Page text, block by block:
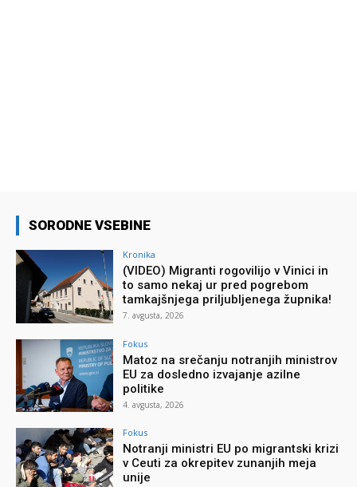
SORODNE VSEBINE
Kronika
(VIDEO) Migranti rogovilijo v Vinici in
to samo nekaj ur pred pogrebom
tamkajšnjega priljubljenega župnika!
7. avgusta, 2026
Fokus
Matoz na srečanju notranjih ministrov
EU za dosledno izvajanje azilne
politike
4. avgusta, 2026
Fokus
Notranji ministri EU po migrantski krizi
v Ceuti za okrepitev zunanjih meja
unije